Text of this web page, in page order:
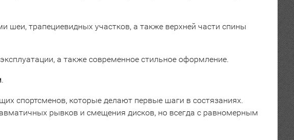
трапециевидных участков, а также верхней части спины
а также современное стильное оформление.
.
спортсменов, которые делают первые шаги в состязаниях.
рывков и смещения дисков, но всегда с равномерным